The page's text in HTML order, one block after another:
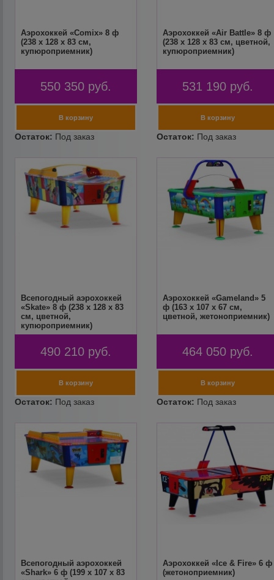
Аэрохоккей «Comix» 8 ф
(238 х 128 х 83 см,
купюроприемник)
550 350 руб.
Аэрохоккей «Air Battle» 8 ф
(238 х 128 х 83 см, цветной,
купюроприемник)
531 190 руб.
Всепогодный аэрохоккей
«Skate» 8 ф (238 х 128 х 83
см, цветной,
купюроприемник)
490 210 руб.
Аэрохоккей «Gameland» 5
ф (163 х 107 х 67 см,
цветной, жетоноприемник)
464 050 руб.
Всепогодный аэрохоккей
«Shark» 6 ф (199 х 107 х 83
Аэрохоккей «Ice & Fire» 6 ф
(жетоноприемник)